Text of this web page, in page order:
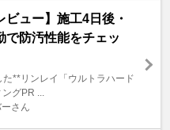
ビュー】施工4日後・
で防汚性能をチェッ
た**リンレイ「ウルトラハード
グPR ...
さん